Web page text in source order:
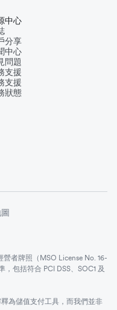
中心
分享
中心
問題
支援
支援
狀態
者牌照（MSO License No. 16-
包括符合 PCI DSS、SOC1 及
為儲值支付工具，而我們並非